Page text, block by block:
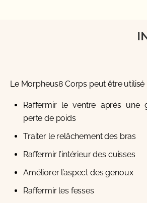
Le Morpheus8 Corps peut être utilisé
Raffermir le ventre après une
perte de poids
Traiter le relâchement des bras
Raffermir l’intérieur des cuisses
Améliorer l’aspect des genoux
Raffermir les fesses